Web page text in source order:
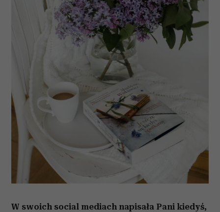
W swoich social mediach napisała Pani kiedyś,